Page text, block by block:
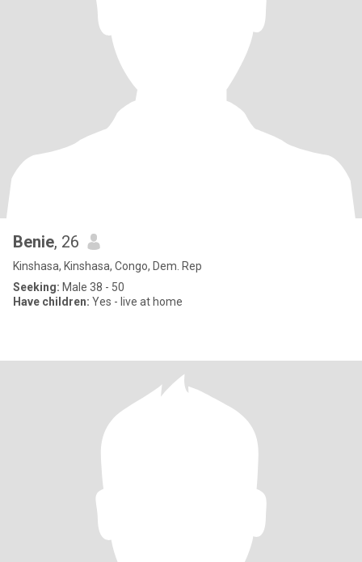
Benie, 26
Kinshasa, Kinshasa, Congo, Dem. Rep
Seeking: Male 38 - 50
Have children: Yes - live at home